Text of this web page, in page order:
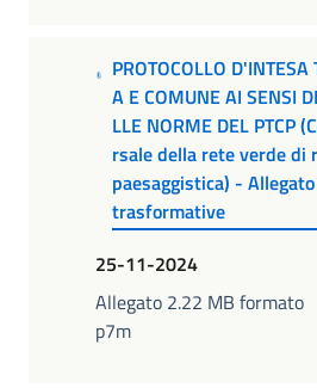
PROTOCOLLO D'INTESA
A E COMUNE AI SENSI
LLE NORME DEL PTCP
rsale della rete verde di
paesaggistica) -
trasformative
25-11-2024
Allegato 2.22 MB formato
p7m